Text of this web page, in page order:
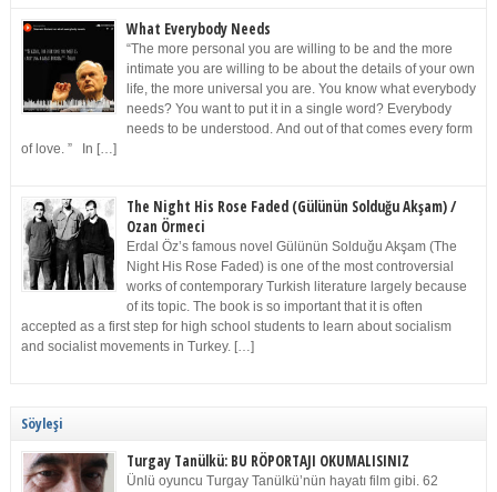
What Everybody Needs
“The more personal you are willing to be and the more
intimate you are willing to be about the details of your own
life, the more universal you are. You know what everybody
needs? You want to put it in a single word? Everybody
needs to be understood. And out of that comes every form
of love. ” In […]
The Night His Rose Faded (Gülünün Solduğu Akşam) /
Ozan Örmeci
Erdal Öz’s famous novel Gülünün Solduğu Akşam (The
Night His Rose Faded) is one of the most controversial
works of contemporary Turkish literature largely because
of its topic. The book is so important that it is often
accepted as a first step for high school students to learn about socialism
and socialist movements in Turkey. […]
Söyleşi
Turgay Tanülkü: BU RÖPORTAJI OKUMALISINIZ
Ünlü oyuncu Turgay Tanülkü’nün hayatı film gibi. 62